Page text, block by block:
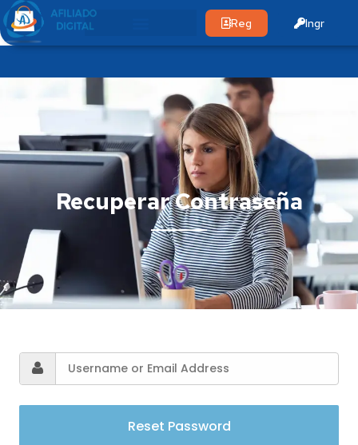
Reg Ingr
Recuperar Contraseña